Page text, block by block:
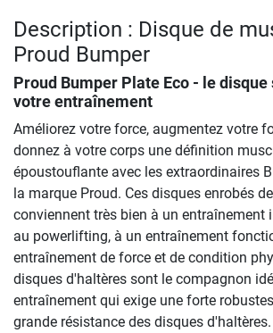
Description : Disque de
Proud Bumper
Proud Bumper Plate Eco - le
votre entraînement
Améliorez votre force, augmentez votre
donnez à votre corps une définition
époustouflante avec les extraordinaires
la marque Proud. Ces disques enrobés
conviennent très bien à un entraînement
au powerlifting, à un entraînement
entraînement de force et de condition
disques d'haltères sont le compagnon
entraînement qui exige une forte
grande résistance des disques d'haltères.